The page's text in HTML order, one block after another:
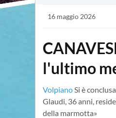
16 maggio 2026
l'ultimo
VolpianoSi è
Glaudi, 36 anni,
della marmotta»